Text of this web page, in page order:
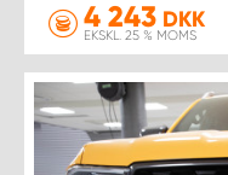
4 243 DKK
EKSKL. 25 % MOMS